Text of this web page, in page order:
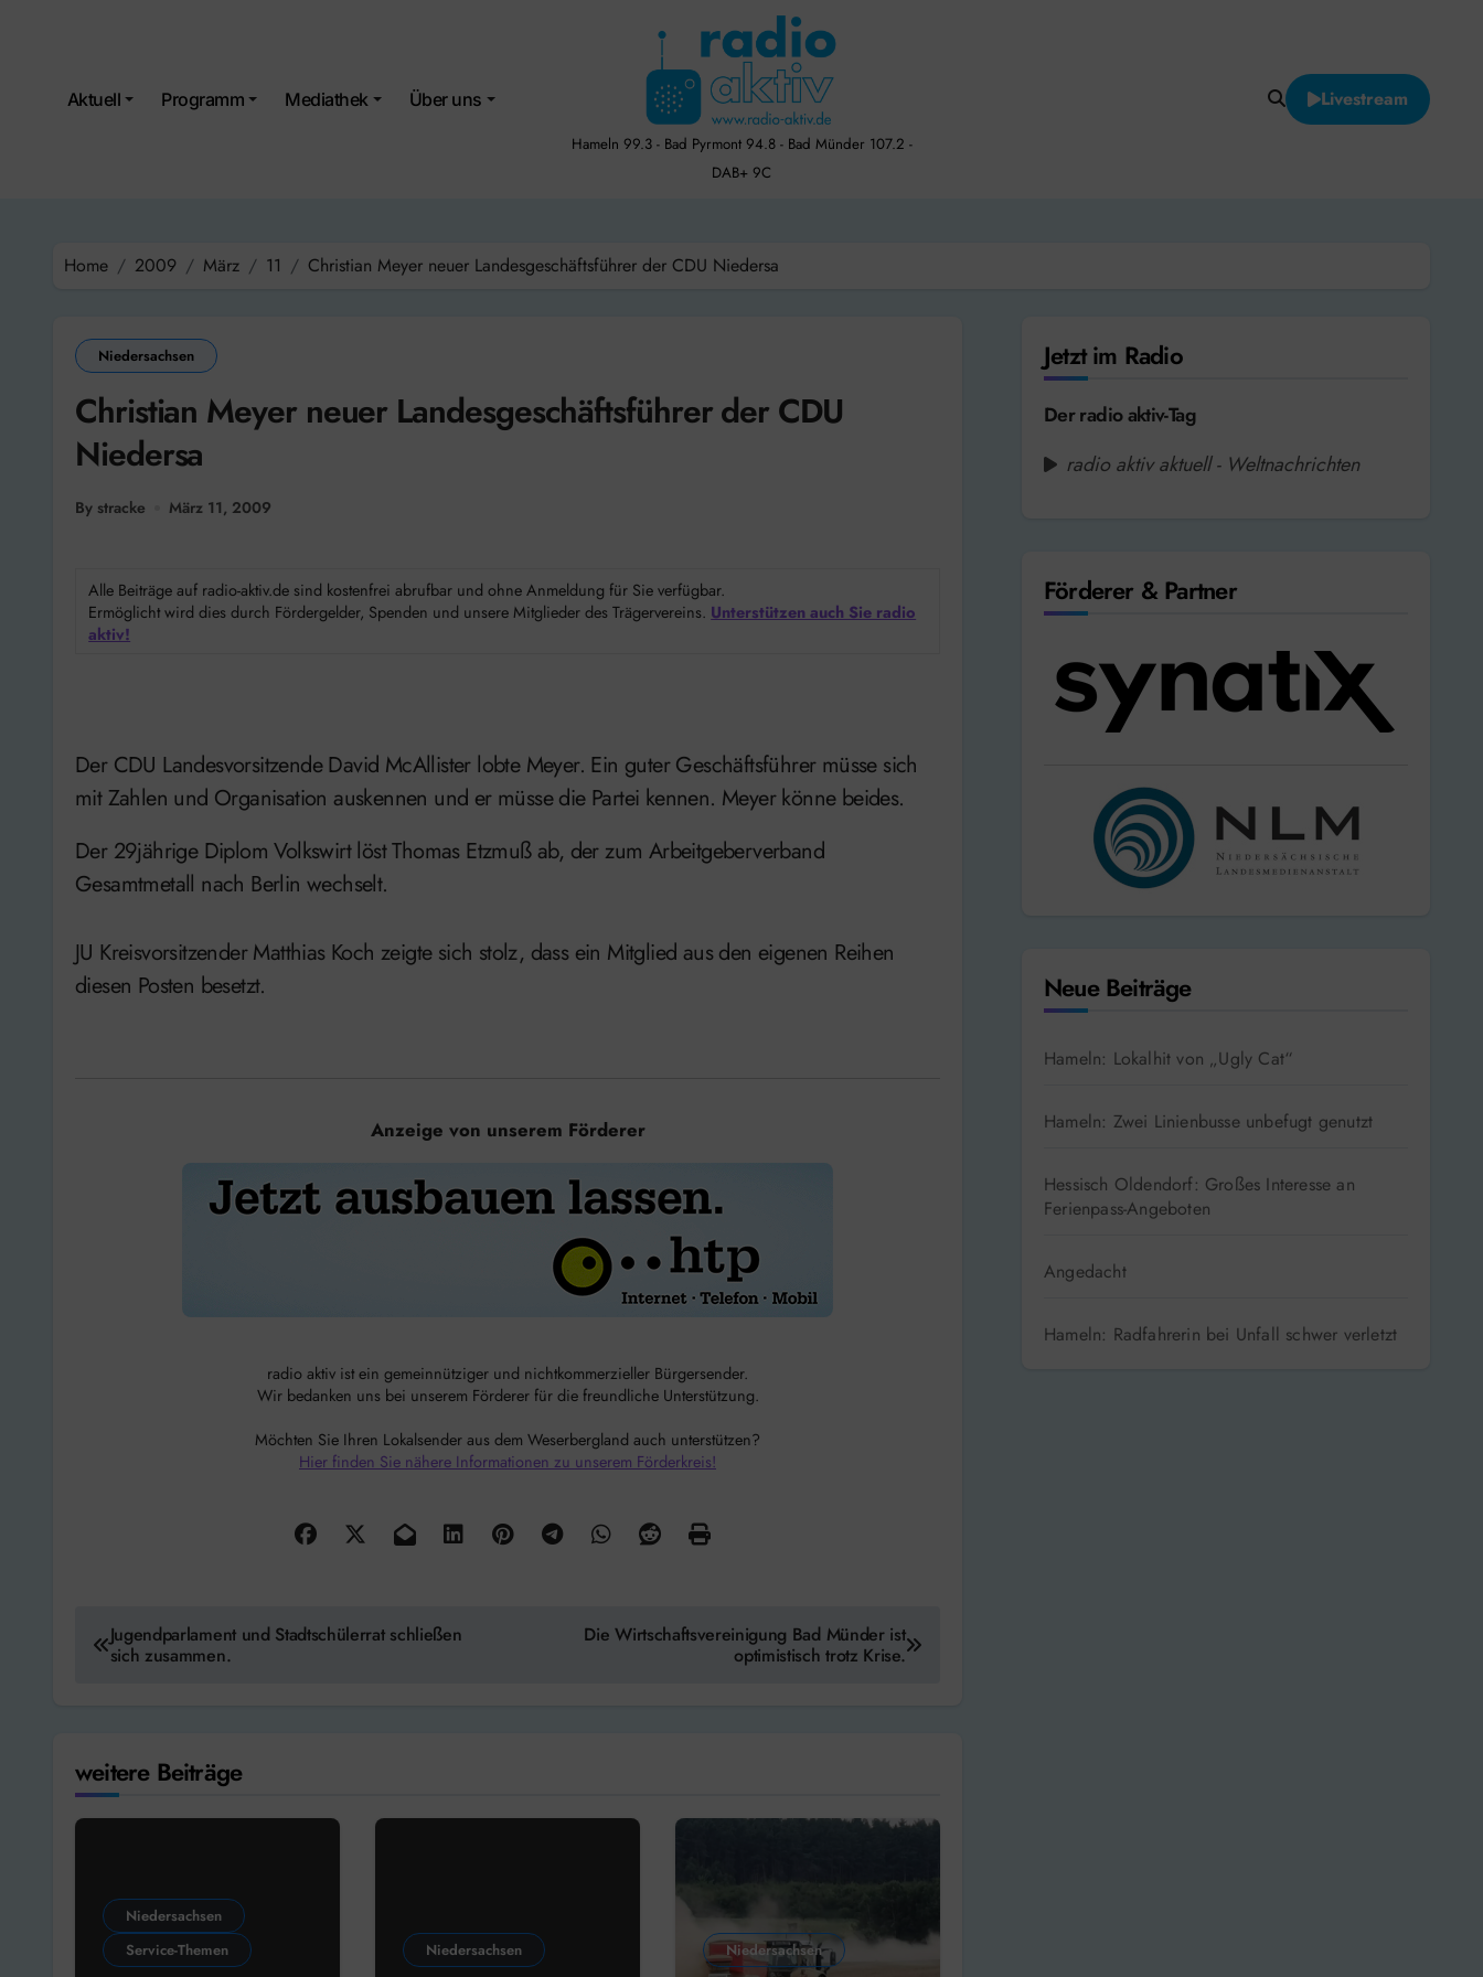
Aktuell Programm Mediathek Über uns
Hameln 99.3 - Bad Pyrmont 94.8 - Bad Münder 107.2 -
DAB+ 9C
Livestream
Home 2009 März 11 Christian Meyer neuer Landesgeschäftsführer der CDU Niedersa
Niedersachsen
Christian Meyer neuer Landesgeschäftsführer der CDU
Niedersa
By stracke März 11, 2009
Alle Beiträge auf radio-aktiv.de sind kostenfrei abrufbar und ohne Anmeldung für Sie verfügbar.
Ermöglicht wird dies durch Fördergelder, Spenden und unsere Mitglieder des Trägervereins. Unterstützen auch Sie radio
aktiv!
Der CDU Landesvorsitzende David McAllister lobte Meyer. Ein guter Geschäftsführer müsse sich
mit Zahlen und Organisation auskennen und er müsse die Partei kennen. Meyer könne beides.
Der 29jährige Diplom Volkswirt löst Thomas Etzmuß ab, der zum Arbeitgeberverband
Gesamtmetall nach Berlin wechselt.
JU Kreisvorsitzender Matthias Koch zeigte sich stolz, dass ein Mitglied aus den eigenen Reihen
diesen Posten besetzt.
Anzeige von unserem Förderer
radio aktiv ist ein gemeinnütziger und nichtkommerzieller Bürgersender.
Wir bedanken uns bei unserem Förderer für die freundliche Unterstützung.
Möchten Sie Ihren Lokalsender aus dem Weserbergland auch unterstützen?
Hier finden Sie nähere Informationen zu unserem Förderkreis!
Beitragsnavigation
Jugendparlament und Stadtschülerrat schließen
sich zusammen.
Die Wirtschaftsvereinigung Bad Münder ist
optimistisch trotz Krise.
weitere Beiträge
Niedersachsen
Service-Themen
Niedersachsen Niedersachsen
Jetzt im Radio
Der radio aktiv-Tag
radio aktiv aktuell - Weltnachrichten
Förderer & Partner
Neue Beiträge
Hameln: Lokalhit von „Ugly Cat“
Hameln: Zwei Linienbusse unbefugt genutzt
Hessisch Oldendorf: Großes Interesse an
Ferienpass-Angeboten
Angedacht
Hameln: Radfahrerin bei Unfall schwer verletzt